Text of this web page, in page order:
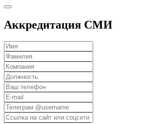
Аккредитация СМИ